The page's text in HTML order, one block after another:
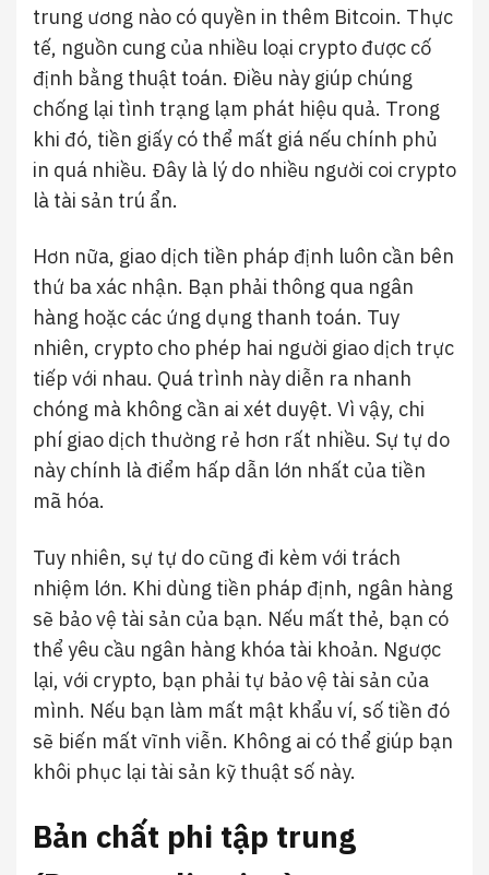
trung ương nào có quyền in thêm Bitcoin. Thực
tế, nguồn cung của nhiều loại crypto được cố
định bằng thuật toán. Điều này giúp chúng
chống lại tình trạng lạm phát hiệu quả. Trong
khi đó, tiền giấy có thể mất giá nếu chính phủ
in quá nhiều. Đây là lý do nhiều người coi crypto
là tài sản trú ẩn.
Hơn nữa, giao dịch tiền pháp định luôn cần bên
thứ ba xác nhận. Bạn phải thông qua ngân
hàng hoặc các ứng dụng thanh toán. Tuy
nhiên, crypto cho phép hai người giao dịch trực
tiếp với nhau. Quá trình này diễn ra nhanh
chóng mà không cần ai xét duyệt. Vì vậy, chi
phí giao dịch thường rẻ hơn rất nhiều. Sự tự do
này chính là điểm hấp dẫn lớn nhất của tiền
mã hóa.
Tuy nhiên, sự tự do cũng đi kèm với trách
nhiệm lớn. Khi dùng tiền pháp định, ngân hàng
sẽ bảo vệ tài sản của bạn. Nếu mất thẻ, bạn có
thể yêu cầu ngân hàng khóa tài khoản. Ngược
lại, với crypto, bạn phải tự bảo vệ tài sản của
mình. Nếu bạn làm mất mật khẩu ví, số tiền đó
sẽ biến mất vĩnh viễn. Không ai có thể giúp bạn
khôi phục lại tài sản kỹ thuật số này.
Bản chất phi tập trung